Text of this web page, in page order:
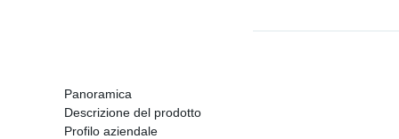
Panoramica
Descrizione del prodotto
Profilo aziendale